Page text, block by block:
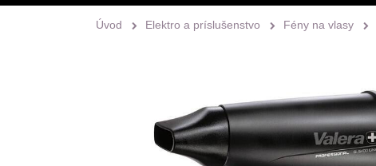
Úvod Elektro a príslušenstvo Fény na vlasy